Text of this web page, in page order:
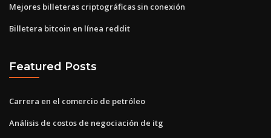
Mejores billeteras criptográficas sin conexión
Billetera bitcoin en línea reddit
Featured Posts
Carrera en el comercio de petróleo
Análisis de costos de negociación de itg